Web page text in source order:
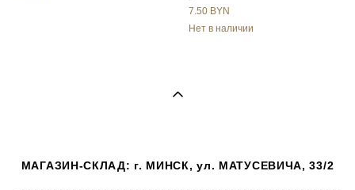
7.50 BYN
Нет в наличии
МАГАЗИН-СКЛАД: г. МИНСК, ул. МАТУСЕВИЧА, 33/2